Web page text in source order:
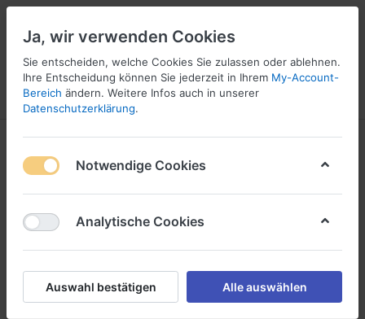
Menü Anmelden Vergleichen Wunschliste
1-14von
Ja, wir verwenden Cookies
Sie entscheiden, welche Cookies Sie zulassen oder ablehnen.
Ihre Entscheidung können Sie jederzeit in Ihrem My-Account-
Bereich ändern. Weitere Infos auch in unserer
Datenschutzerklärung.
Notwendige Cookies
Analytische Cookies
Auswahl bestätigen Alle auswählen